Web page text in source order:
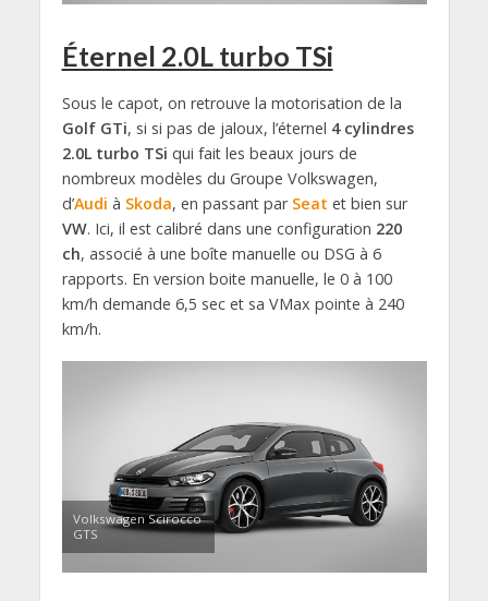
Éternel 2.0L turbo TSi
Sous le capot, on retrouve la motorisation de la
Golf GTi, si si pas de jaloux, l’éternel 4 cylindres
2.0L turbo TSi qui fait les beaux jours de
nombreux modèles du Groupe Volkswagen,
d’Audi à Skoda, en passant par Seat et bien sur
VW. Ici, il est calibré dans une configuration 220
ch, associé à une boîte manuelle ou DSG à 6
rapports. En version boite manuelle, le 0 à 100
km/h demande 6,5 sec et sa VMax pointe à 240
km/h.
Volkswagen Scirocco
GTS